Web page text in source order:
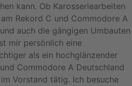
kann. Ob Karosseriearbeiten
Rekord C und Commodore A
auch die gängigen Umbauten
mir persönlich eine
als ein hochglänzender
Commodore A Deutschland
Vorstand tätig. Ich besuche